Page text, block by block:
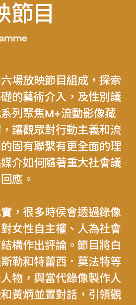
節目
六場放映節目組成，探索
的藝術介入，及性別議
列聚焦M+流動影像藏
讓觀眾對行動主義和流
固有聯繫有更全面的理
介如何隨著重大社會議
應。
，很多時侯會透過錄像
女性自主權、人為社會
構作出評論。節目將白
勒和特蕾西．莫法特等
物，與當代錄像製作人
黃炳並置對話，引領觀